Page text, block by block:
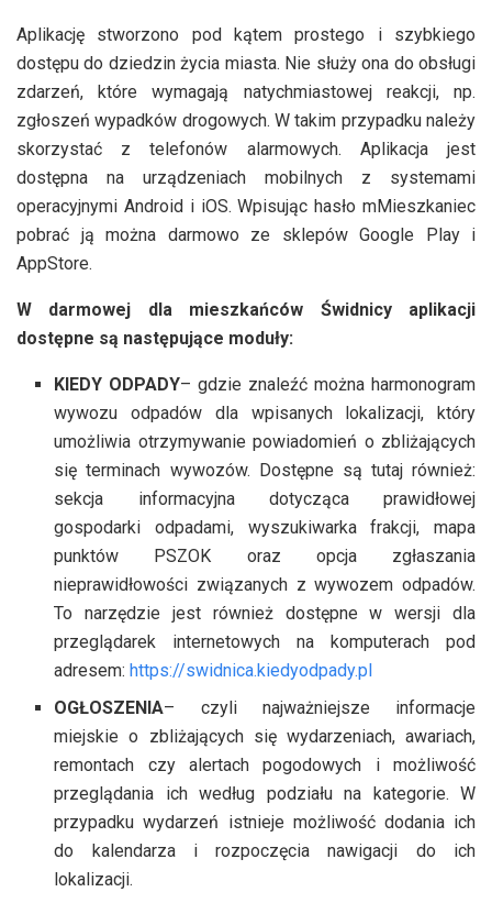
Aplikację stworzono pod kątem prostego i szybkiego
dostępu do dziedzin życia miasta. Nie służy ona do obsługi
zdarzeń, które wymagają natychmiastowej reakcji, np.
zgłoszeń wypadków drogowych. W takim przypadku należy
skorzystać z telefonów alarmowych. Aplikacja jest
dostępna na urządzeniach mobilnych z systemami
operacyjnymi Android i iOS. Wpisując hasło mMieszkaniec
pobrać ją można darmowo ze sklepów Google Play i
AppStore.
W darmowej dla mieszkańców Świdnicy aplikacji
dostępne są następujące moduły:
KIEDY ODPADY– gdzie znaleźć można harmonogram
wywozu odpadów dla wpisanych lokalizacji, który
umożliwia otrzymywanie powiadomień o zbliżających
się terminach wywozów. Dostępne są tutaj również:
sekcja informacyjna dotycząca prawidłowej
gospodarki odpadami, wyszukiwarka frakcji, mapa
punktów PSZOK oraz opcja zgłaszania
nieprawidłowości związanych z wywozem odpadów.
To narzędzie jest również dostępne w wersji dla
przeglądarek internetowych na komputerach pod
adresem:https://swidnica.kiedyodpady.pl
OGŁOSZENIA– czyli najważniejsze informacje
miejskie o zbliżających się wydarzeniach, awariach,
remontach czy alertach pogodowych i możliwość
przeglądania ich według podziału na kategorie. W
przypadku wydarzeń istnieje możliwość dodania ich
do kalendarza i rozpoczęcia nawigacji do ich
lokalizacji.